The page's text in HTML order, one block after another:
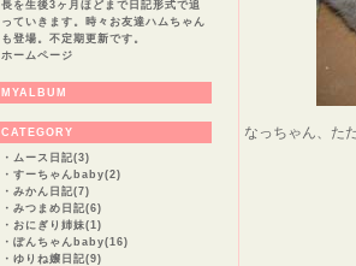
長を生後3ヶ月ほどまで日記形式で追
っていきます。時々お友達ハムちゃん
も登場。不定期更新です。
ホームページ
MYALBUM
CATEGORY
・ ムース日記(3)
・ すーちゃんbaby(2)
・ みかん日記(7)
・ みつまめ日記(6)
・ おにぎり姉妹(1)
・ ぽんちゃんbaby(16)
・ ゆりね嬢日記(9)
なっちゃん、た